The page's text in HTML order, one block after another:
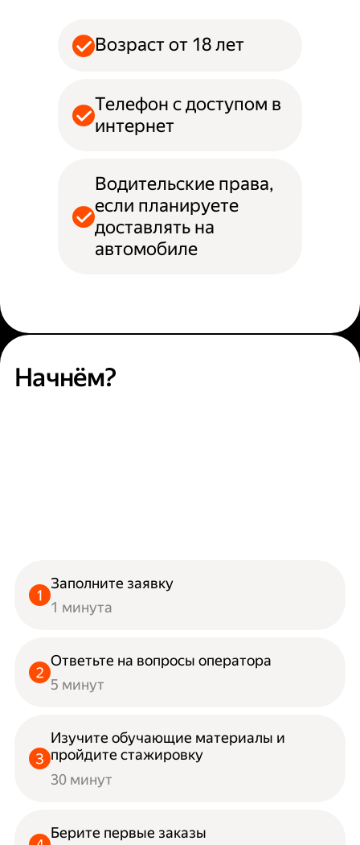
Возраст от 18 лет
Телефон с доступом в
интернет
Водительские права,
если планируете
доставлять на
автомобиле
Начнём?
Заполните заявку
1 минута
Ответьте на вопросы оператора
5 минут
Изучите обучающие материалы и
пройдите стажировку
30 минут
Берите первые заказы